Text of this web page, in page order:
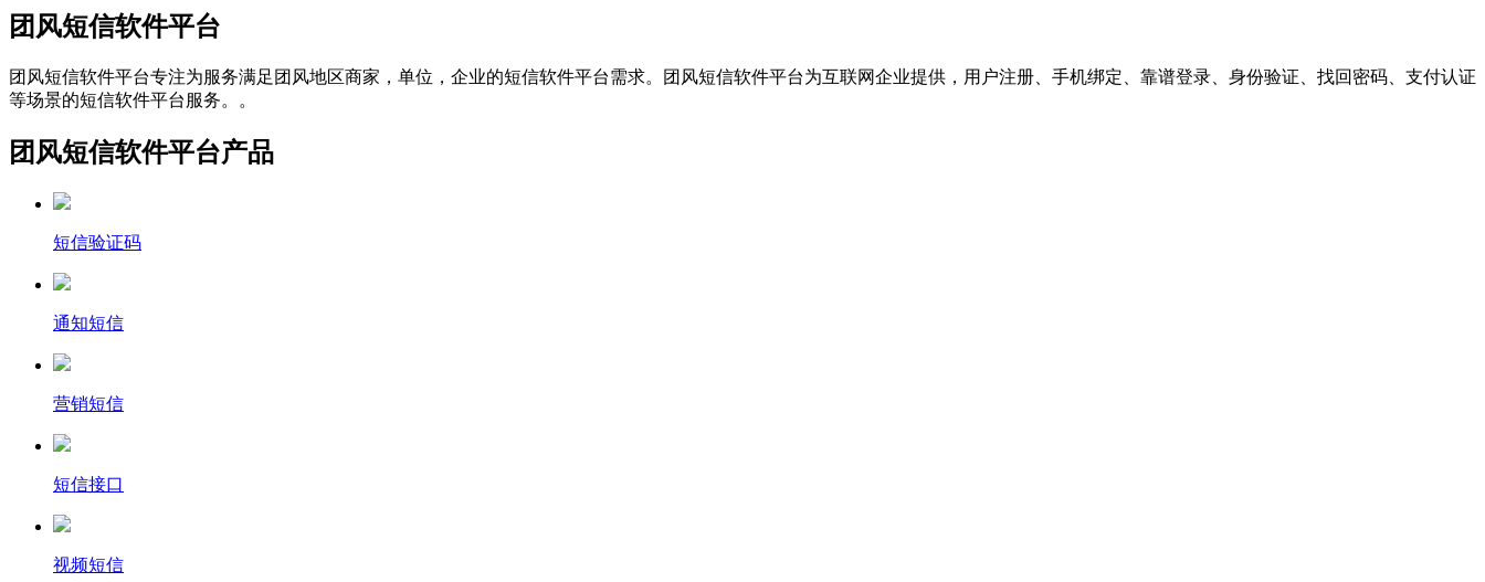
团风短信软件平台
团风短信软件平台专注为服务满足团风地区商家，单位，企业的短信软件平台需求。团风短信软件平台为互联网企业提供，用户注册、手机绑定、靠谱登录、身份验证、找回密码、支付认证
等场景的短信软件平台服务。。
团风短信软件平台产品
短信验证码
通知短信
营销短信
短信接口
视频短信